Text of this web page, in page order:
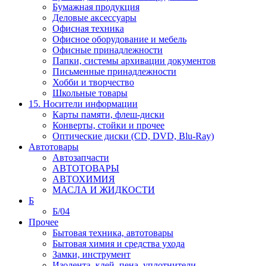
Бумажная продукция
Деловые аксессуары
Офисная техника
Офисное оборудование и мебель
Офисные принадлежности
Папки, системы архивации документов
Письменные принадлежности
Хобби и творчество
Школьные товары
15. Носители информации
Карты памяти, флеш-диски
Конверты, стойки и прочее
Оптические диски (CD, DVD, Blu-Ray)
Автотовары
Автозапчасти
АВТОТОВАРЫ
АВТОХИМИЯ
МАСЛА И ЖИДКОСТИ
Б
Б/04
Прочее
Бытовая техника, автотовары
Бытовая химия и средства ухода
Замки, инструмент